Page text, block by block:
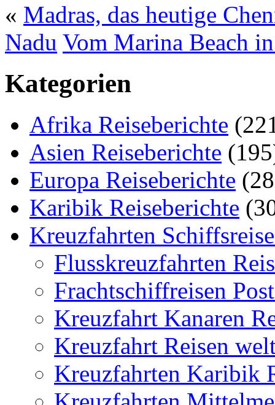
« Madras, das heutige
Nadu Vom Marina Beach
Kategorien
Afrika Reiseberichte
Asien Reiseberichte
Europa Reiseberichte
Karibik Reiseberichte
Kreuzfahrten
Flusskreuzfahrten
Frachtschiffreisen
Kreuzfahrt Kanaren
Kreuzfahrt Reisen
Kreuzfahrten Karibik